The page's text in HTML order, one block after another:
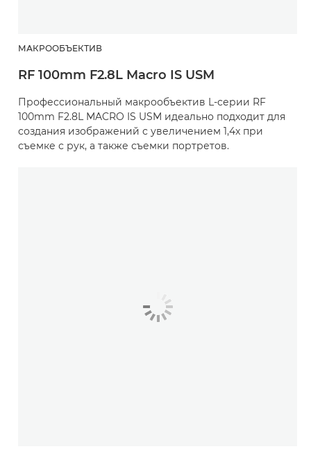
МАКРООБЪЕКТИВ
RF 100mm F2.8L Macro IS USM
Профессиональный макрообъектив L-серии RF
100mm F2.8L MACRO IS USM идеально подходит для
создания изображений с увеличением 1,4x при
съемке с рук, а также съемки портретов.